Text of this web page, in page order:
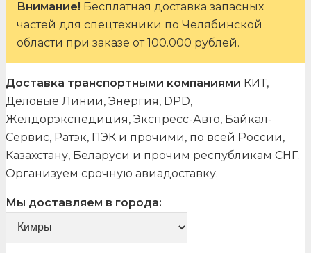
Внимание! Бесплатная доставка запасных
частей для спецтехники по Челябинской
области при заказе от 100.000 рублей.
Доставка транспортными компаниями КИТ,
Деловые Линии, Энергия, DPD,
Желдорэкспедиция, Экспресс-Авто, Байкал-
Сервис, Ратэк, ПЭК и прочими, по всей России,
Казахстану, Беларуси и прочим республикам СНГ.
Организуем срочную авиадоставку.
Мы доставляем в города: